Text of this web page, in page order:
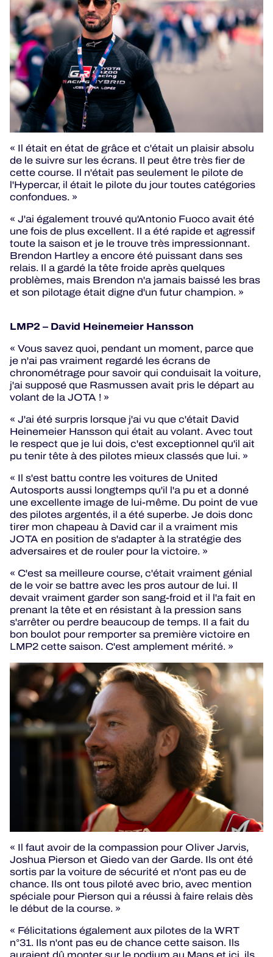
« Il était en état de grâce et c'était un plaisir absolu
de le suivre sur les écrans. Il peut être très fier de
cette course. Il n'était pas seulement le pilote de
l'Hypercar, il était le pilote du jour toutes catégories
confondues. »
« J'ai également trouvé qu'Antonio Fuoco avait été
une fois de plus excellent. Il a été rapide et agressif
toute la saison et je le trouve très impressionnant.
Brendon Hartley a encore été puissant dans ses
relais. Il a gardé la tête froide après quelques
problèmes, mais Brendon n'a jamais baissé les bras
et son pilotage était digne d'un futur champion. »
LMP2 – David Heinemeier Hansson
« Vous savez quoi, pendant un moment, parce que
je n'ai pas vraiment regardé les écrans de
chronométrage pour savoir qui conduisait la voiture,
j'ai supposé que Rasmussen avait pris le départ au
volant de la JOTA ! »
« J'ai été surpris lorsque j'ai vu que c'était David
Heinemeier Hansson qui était au volant. Avec tout
le respect que je lui dois, c'est exceptionnel qu'il ait
pu tenir tête à des pilotes mieux classés que lui. »
« Il s'est battu contre les voitures de United
Autosports aussi longtemps qu'il l'a pu et a donné
une excellente image de lui-même. Du point de vue
des pilotes argentés, il a été superbe. Je dois donc
tirer mon chapeau à David car il a vraiment mis
JOTA en position de s'adapter à la stratégie des
adversaires et de rouler pour la victoire. »
« C'est sa meilleure course, c'était vraiment génial
de le voir se battre avec les pros autour de lui. Il
devait vraiment garder son sang-froid et il l'a fait en
prenant la tête et en résistant à la pression sans
s'arrêter ou perdre beaucoup de temps. Il a fait du
bon boulot pour remporter sa première victoire en
LMP2 cette saison. C'est amplement mérité. »
« Il faut avoir de la compassion pour Oliver Jarvis,
Joshua Pierson et Giedo van der Garde. Ils ont été
sortis par la voiture de sécurité et n'ont pas eu de
chance. Ils ont tous piloté avec brio, avec mention
spéciale pour Pierson qui a réussi à faire relais dès
le début de la course. »
« Félicitations également aux pilotes de la WRT
n°31. Ils n'ont pas eu de chance cette saison. Ils